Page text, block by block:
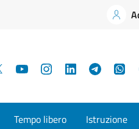
YouTubeInstagramLinkedIn
Tempo libero Istruzione